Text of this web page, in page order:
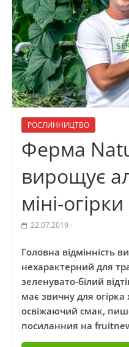
РОСЛИННИЦТВО
Ферма
вирощує
міні-огірки
22.07.2019
Головна відмінність
нехарактерний для
зеленувато-білий
має звичну для огірка
освіжаючий смак,
посиланния на